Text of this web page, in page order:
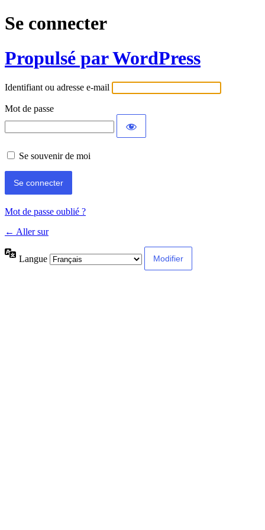
Se connecter
Propulsé par WordPress
Identifiant ou adresse e-mail
Mot de passe
Se souvenir de moi
Mot de passe oublié ?
← Aller sur
Langue